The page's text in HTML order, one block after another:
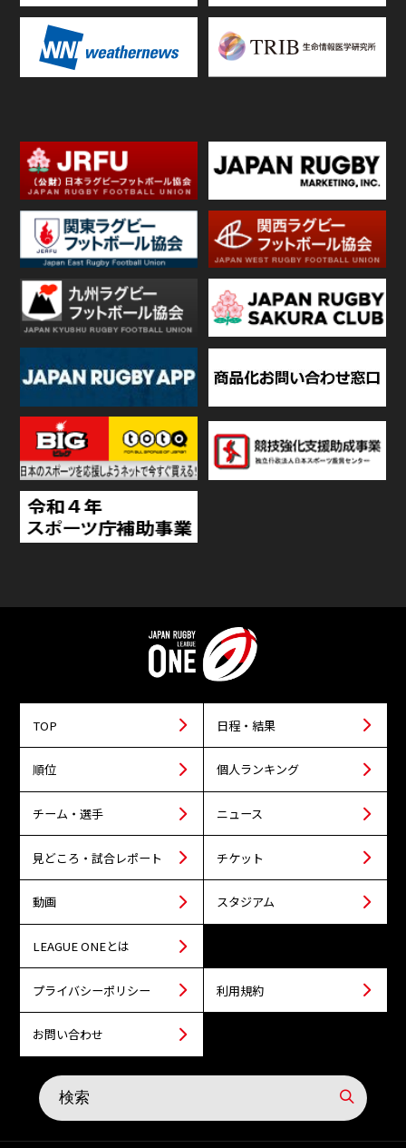
TOP 日程・結果
順位 個人ランキング
チーム・選手 ニュース
見どころ・試合レポート チケット
動画 スタジアム
LEAGUE ONEとは
プライバシーポリシー 利用規約
お問い合わせ